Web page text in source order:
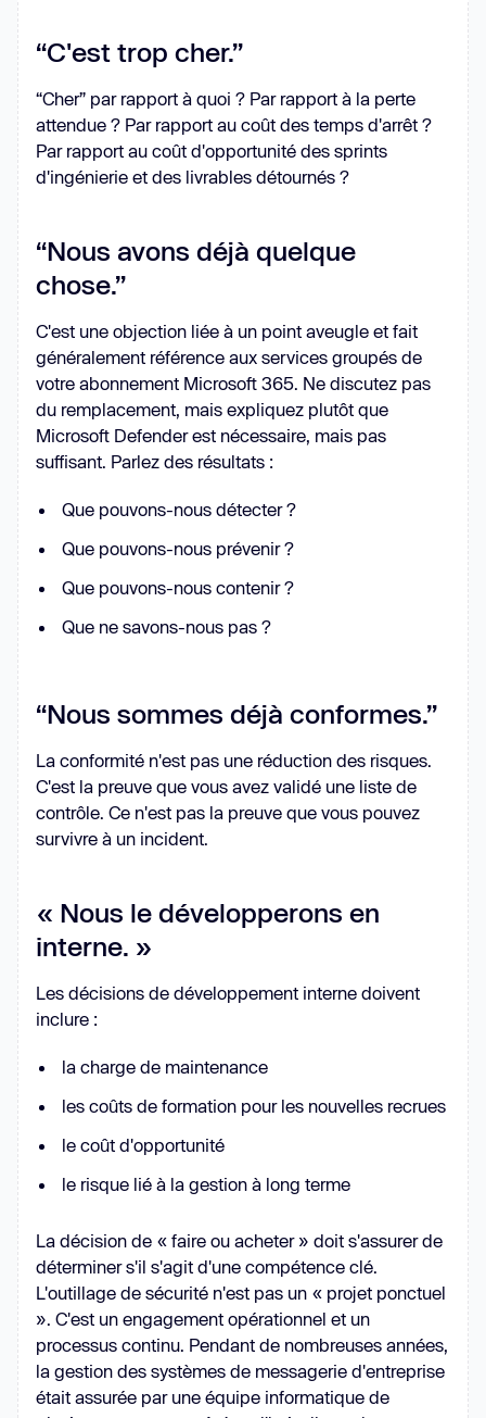
“C'est trop cher.”
“Cher” par rapport à quoi ? Par rapport à la perte
attendue ? Par rapport au coût des temps d'arrêt ?
Par rapport au coût d'opportunité des sprints
d'ingénierie et des livrables détournés ?
“Nous avons déjà quelque
chose.”
C'est une objection liée à un point aveugle et fait
généralement référence aux services groupés de
votre abonnement Microsoft 365. Ne discutez pas
du remplacement, mais expliquez plutôt que
Microsoft Defender est nécessaire, mais pas
suffisant. Parlez des résultats :
Que pouvons-nous détecter ?
Que pouvons-nous prévenir ?
Que pouvons-nous contenir ?
Que ne savons-nous pas ?
“Nous sommes déjà conformes.”
La conformité n'est pas une réduction des risques.
C'est la preuve que vous avez validé une liste de
contrôle. Ce n'est pas la preuve que vous pouvez
survivre à un incident.
« Nous le développerons en
interne. »
Les décisions de développement interne doivent
inclure :
la charge de maintenance
les coûts de formation pour les nouvelles recrues
le coût d'opportunité
le risque lié à la gestion à long terme
La décision de « faire ou acheter » doit s'assurer de
déterminer s'il s'agit d'une compétence clé.
L'outillage de sécurité n'est pas un « projet ponctuel
». C'est un engagement opérationnel et un
processus continu. Pendant de nombreuses années,
la gestion des systèmes de messagerie d'entreprise
était assurée par une équipe informatique de